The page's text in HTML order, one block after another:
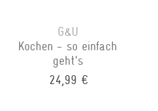
G&U
Kochen - so einfach
geht's
24,99 €